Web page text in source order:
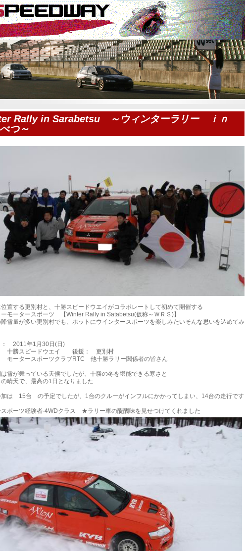
Rally in Sarabetsu ～ウィンターラリー ｉｎ
つ～
置する更別村と、十勝スピードウエイがコラボレートして初めて開催する
モータースポーツ 【Winter Rally in Satabetsu(仮称～ＷＲＳ)】
雪量が多い更別村でも、ホットにウインタースポーツを楽しみたいそんな思いを込めてみ
： 2011年1月30日(日)
十勝スピードウエイ 後援： 更別村
モータースポーツクラブRTC 他十勝ラリー関係者の皆さん
雪が舞っている天候でしたが、十勝の冬を堪能できる寒さと
晴天で、最高の1日となりました
加は 15台 の予定でしたが、1台のクルーがインフルにかかってしまい、14台の走行です
スポーツ経験者-4WDクラス ★ラリー車の醍醐味を見せつけてくれました